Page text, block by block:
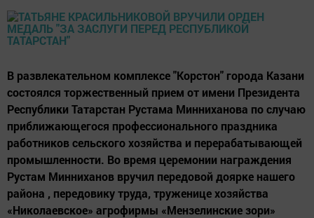
В развлекательном комплексе "Корстон" города Казани
состоялся торжественный прием от имени Президента
Республики Татарстан Рустама Минниханова по случаю
приближающегося профессионального праздника
работников сельского хозяйства и перерабатывающей
промышленности. Во время церемонии награждения
Рустам Минниханов вручил передовой доярке нашего
района , передовику труда, труженице хозяйства
«Николаевское» агрофирмы «Мензелинские зори»